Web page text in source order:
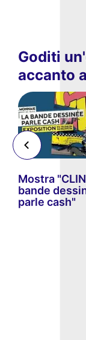
Goditi
accanto
Mostra
bande
parle cash"